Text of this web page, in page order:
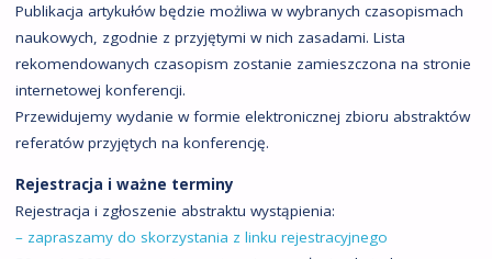
Publikacja artykułów będzie możliwa w wybranych czasopismach
naukowych, zgodnie z przyjętymi w nich zasadami. Lista
rekomendowanych czasopism zostanie zamieszczona na stronie
internetowej konferencji.
Przewidujemy wydanie w formie elektronicznej zbioru abstraktów
referatów przyjętych na konferencję.
Rejestracja i ważne terminy
Rejestracja i zgłoszenie abstraktu wystąpienia:
– zapraszamy do skorzystania z linku rejestracyjnego